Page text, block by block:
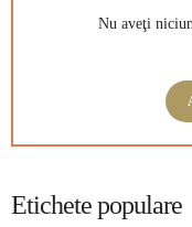
Nu aveţi
Etichete populare